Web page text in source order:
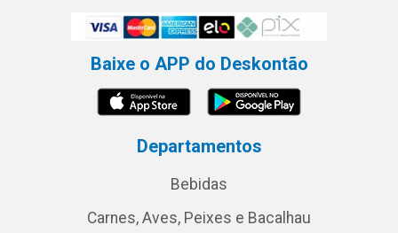
Baixe o APP do Deskontão
Departamentos
Bebidas
Carnes, Aves, Peixes e Bacalhau